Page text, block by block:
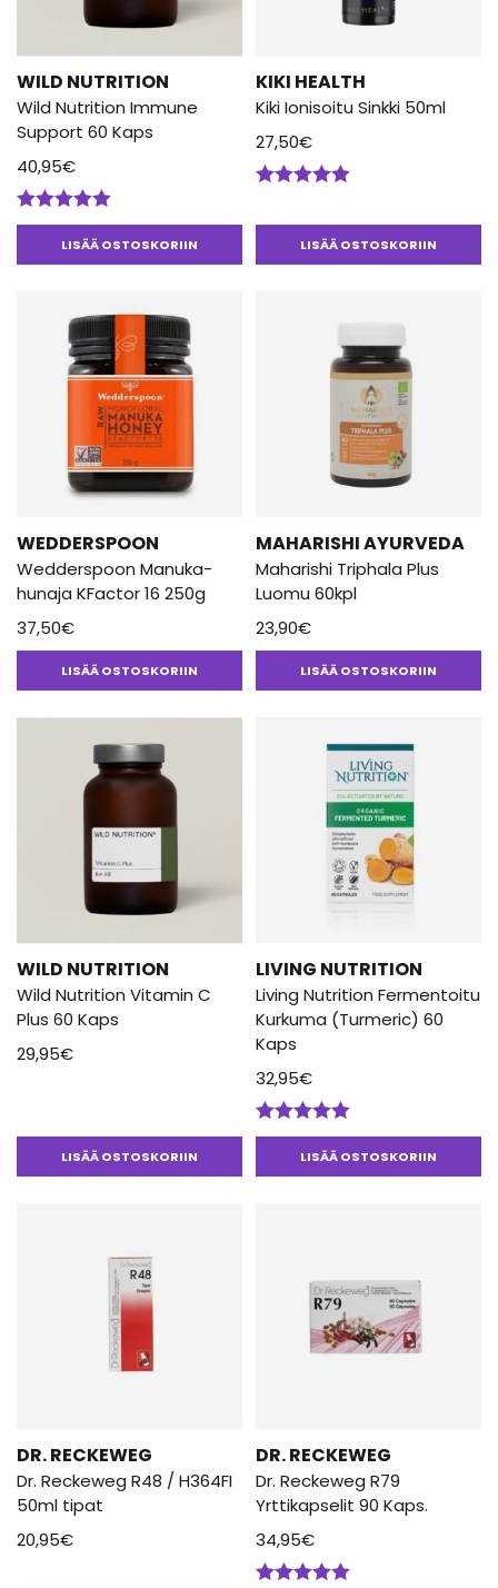
WILD NUTRITION
Wild Nutrition Immune
Support 60 Kaps
40,95€
Arvostelu
tuotteesta:LISÄÄ OSTOSKORIIN
KIKI HEALTH
Kiki Ionisoitu Sinkki 50ml
27,50€
LISÄÄ OSTOSKORIIN
WEDDERSPOON
Wedderspoon Manuka-
hunaja KFactor 16 250g
37,50€
LISÄÄ OSTOSKORIIN
MAHARISHI AYURVEDA
Maharishi Triphala Plus
Luomu 60kpl
23,90€
LISÄÄ OSTOSKORIIN
WILD NUTRITION
Wild Nutrition Vitamin C
Plus 60 Kaps
29,95€
LISÄÄ OSTOSKORIIN
LIVING NUTRITION
Living Nutrition Fermentoitu
Kurkuma (Turmeric) 60
Kaps
32,95€
Arvostelu
tuotteesta:LISÄÄ OSTOSKORIIN
DR. RECKEWEG
Dr. Reckeweg R48 / H364FI
50ml tipat
20,95€
DR. RECKEWEG
Dr. Reckeweg R79
Yrttikapselit 90 Kaps.
34,95€